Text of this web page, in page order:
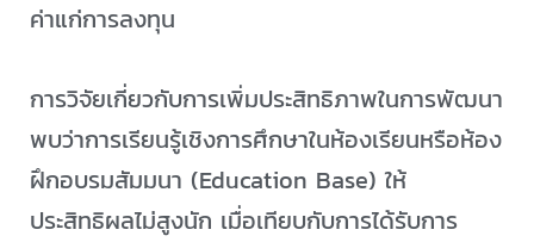
ค่าแก่การลงทุน
การวิจัยเกี่ยวกับการเพิ่มประสิทธิภาพในการพัฒนา
พบว่าการเรียนรู้เชิงการศึกษาในห้องเรียนหรือห้อง
ฝึกอบรมสัมมนา (Education Base) ให้
ประสิทธิผลไม่สูงนัก เมื่อเทียบกับการได้รับการ